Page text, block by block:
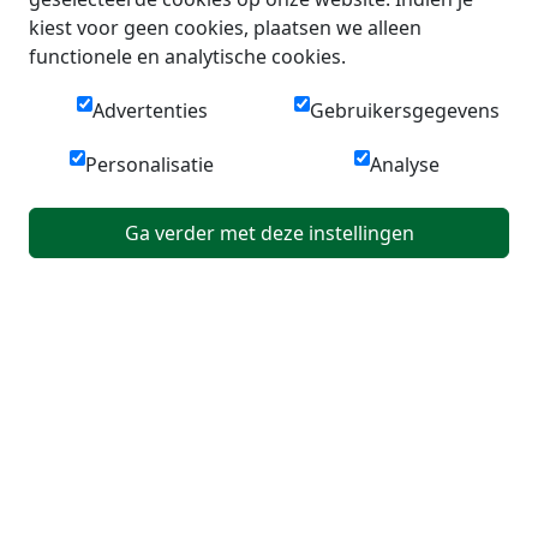
kiest voor geen cookies, plaatsen we alleen
functionele en analytische cookies.
Advertenties Gebruikersgegevens
Personalisatie Analyse
Ga verder met deze instellingen